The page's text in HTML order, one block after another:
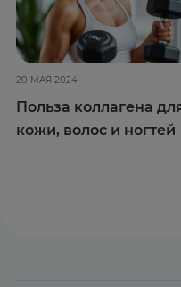
20 МАЯ 2024
Польза коллагена
кожи, волос и ногтей